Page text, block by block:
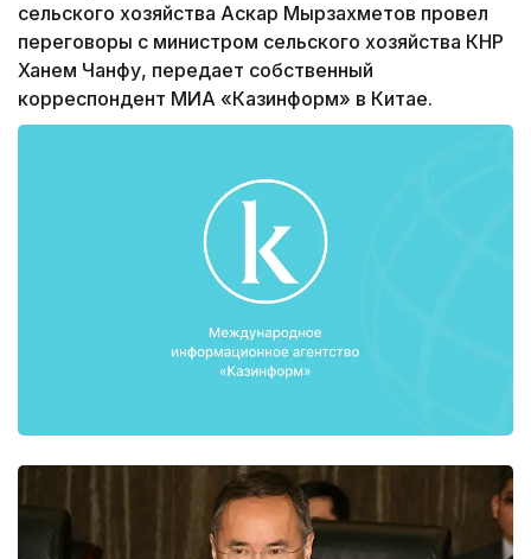
сельского хозяйства Аскар Мырзахметов провел
переговоры с министром сельского хозяйства КНР
Ханем Чанфу, передает собственный
корреспондент МИА «Казинформ» в Китае.